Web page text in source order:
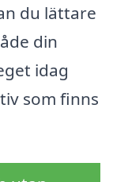
du lättare
din
idag
som finns